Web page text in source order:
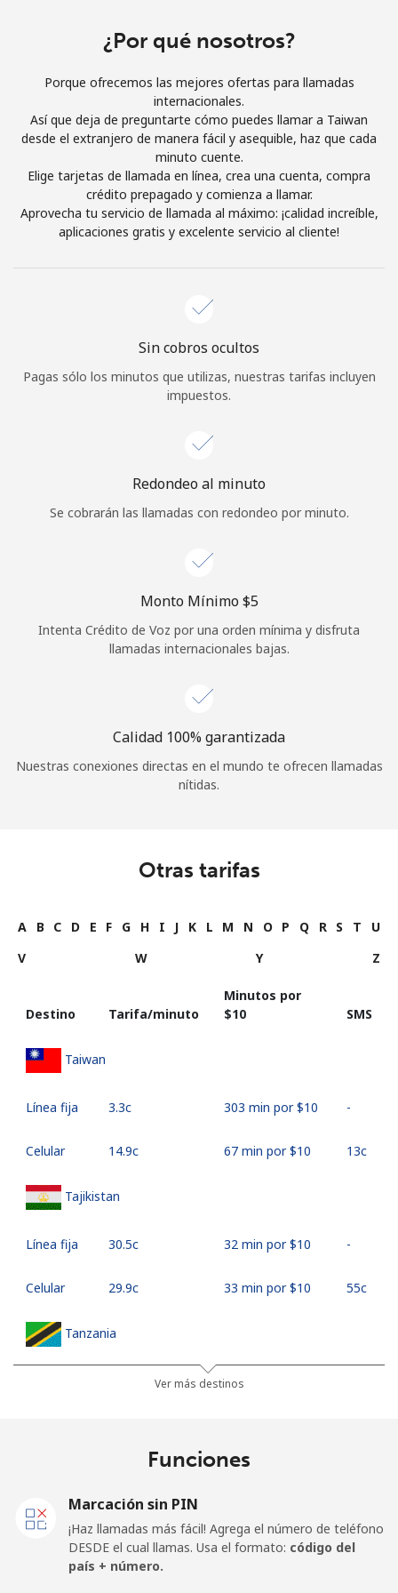
o
Continuar con
¿Por qué nosotros?
Porque ofrecemos las mejores ofertas para llamadas
internacionales.
Así que deja de preguntarte cómo puedes llamar a Taiwan
desde el extranjero de manera fácil y asequible, haz que cada
minuto cuente.
Elige tarjetas de llamada en línea, crea una cuenta, compra
crédito prepagado y comienza a llamar.
Aprovecha tu servicio de llamada al máximo: ¡calidad increíble,
aplicaciones gratis y excelente servicio al cliente!
Sin cobros ocultos
Pagas sólo los minutos que utilizas, nuestras tarifas incluyen
impuestos.
Redondeo al minuto
Se cobrarán las llamadas con redondeo por minuto.
Monto Mínimo ⁦$5⁩
Intenta Crédito de Voz por una orden mínima y disfruta
llamadas internacionales bajas.
Calidad 100% garantizada
Nuestras conexiones directas en el mundo te ofrecen llamadas
nítidas.
Otras tarifas
A B C D E F G H I J K L M N O P Q R S T
U
V
W Y Z
Destino Tarifa/minuto
Minutos por
⁦$10⁩
SMS
Taiwan
Línea fija ⁦3.3c⁩ 303 min por ⁦$10⁩ -
Celular ⁦14.9c⁩ 67 min por ⁦$10⁩ ⁦13c⁩
Tajikistan
Línea fija ⁦30.5c⁩ 32 min por ⁦$10⁩ -
Celular ⁦29.9c⁩ 33 min por ⁦$10⁩ ⁦55c⁩
Tanzania
25 min por ⁦$10⁩
Línea fija
⁦3.7c⁩
Ver más destinos
Funciones
Marcación sin PIN
¡Haz llamadas más fácil! Agrega el número de teléfono
DESDE el cual llamas. Usa el formato: código del
país + número.